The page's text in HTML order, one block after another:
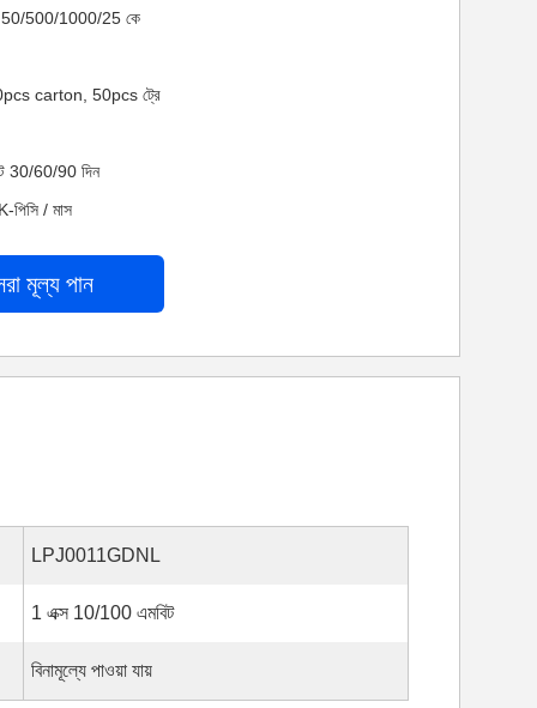
50/500/1000/25 কে
carton, 50pcs ট্রে
30/60/90 দিন
পিসি / মাস
মূল্য পান
LPJ0011GDNL
1 এক্স 10/100 এমবিট
বিনামূল্যে পাওয়া যায়